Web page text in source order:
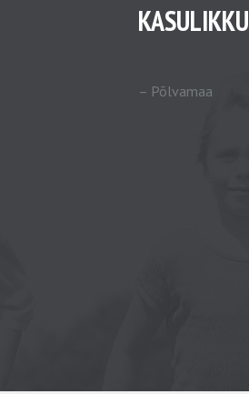
KASULIKKU
– Põlvamaa